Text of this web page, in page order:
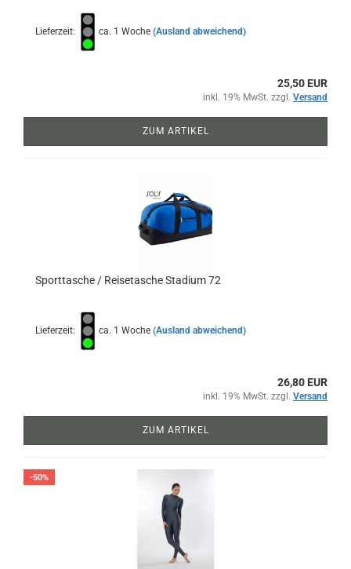
Lieferzeit: ca. 1 Woche (Ausland abweichend)
25,50 EUR
inkl. 19% MwSt. zzgl. Versand
ZUM ARTIKEL
Sporttasche / Reisetasche Stadium 72
Lieferzeit: ca. 1 Woche (Ausland abweichend)
26,80 EUR
inkl. 19% MwSt. zzgl. Versand
ZUM ARTIKEL
-50%